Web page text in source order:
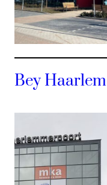
Bey Haarlem